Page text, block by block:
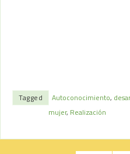
Tagged Autoconocimiento,
mujer, Realización